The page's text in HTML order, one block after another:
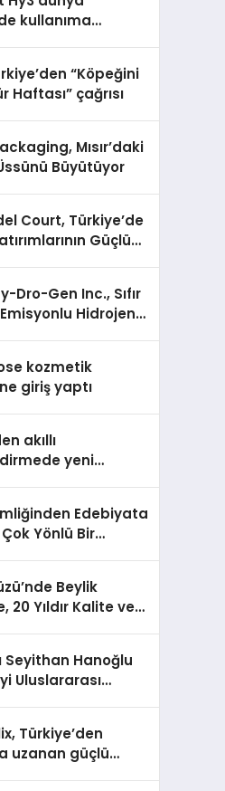
kullanıma
“Köpeğini
Haftası” çağrısı
Mısır’daki
Büyütüyor
Court, Türkiye’de
Güçlü
Dro-Gen Inc., Sıfır
Hidrojen
kozmetik
giriş yaptı
akıllı
yeni
Edebiyata
Yönlü Bir
Beylik
20 Yıldır Kalite ve
Seyithan Hanoğlu
Uluslararası
Türkiye’den
uzanan güçlü